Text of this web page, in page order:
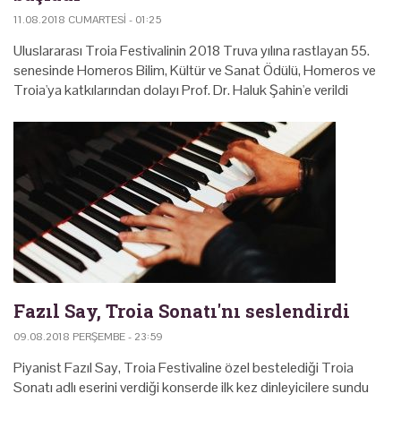
11.08.2018 CUMARTESI - 01:25
Uluslararası Troia Festivalinin 2018 Truva yılına rastlayan 55.
senesinde Homeros Bilim, Kültür ve Sanat Ödülü, Homeros ve
Troia'ya katkılarından dolayı Prof. Dr. Haluk Şahin'e verildi
Fazıl Say, Troia Sonatı'nı seslendirdi
09.08.2018 PERŞEMBE - 23:59
Piyanist Fazıl Say, Troia Festivaline özel bestelediği Troia
Sonatı adlı eserini verdiği konserde ilk kez dinleyicilere sundu